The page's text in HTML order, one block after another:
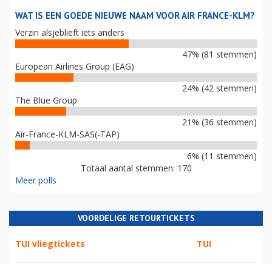
WAT IS EEN GOEDE NIEUWE NAAM VOOR AIR FRANCE-KLM?
Verzin alsjeblieft iets anders
47% (81 stemmen)
European Airlines Group (EAG)
24% (42 stemmen)
The Blue Group
21% (36 stemmen)
Air-France-KLM-SAS(-TAP)
6% (11 stemmen)
Totaal aantal stemmen: 170
Meer polls
VOORDELIGE RETOURTICKETS
TUI vliegtickets TUI